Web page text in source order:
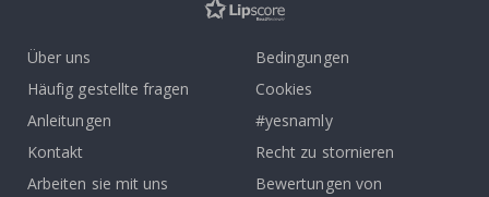
Über uns
Häufig gestellte fragen
Anleitungen
Kontakt
Arbeiten sie mit uns
Bedingungen
Cookies
#yesnamly
Recht zu stornieren
Bewertungen von